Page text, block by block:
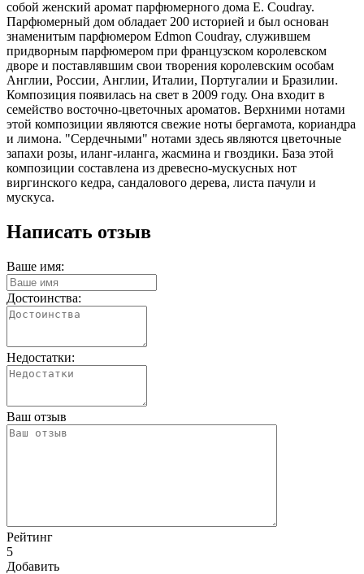
собой женский аромат парфюмерного дома E. Coudray.
Парфюмерный дом обладает 200 историей и был основан
знаменитым парфюмером Edmon Coudray, служившем
придворным парфюмером при французском королевском
дворе и поставлявшим свои творения королевским особам
Англии, России, Англии, Италии, Португалии и Бразилии.
Композиция появилась на свет в 2009 году. Она входит в
семейство восточно-цветочных ароматов. Верхними нотами
этой композиции являются свежие ноты бергамота, кориандра
и лимона. "Сердечными" нотами здесь являются цветочные
запахи розы, иланг-иланга, жасмина и гвоздики. База этой
композиции составлена из древесно-мускусных нот
виргинского кедра, сандалового дерева, листа пачули и
мускуса.
Написать отзыв
Ваше имя:
Достоинства:
Недостатки:
Ваш отзыв
Рейтинг
5
Добавить